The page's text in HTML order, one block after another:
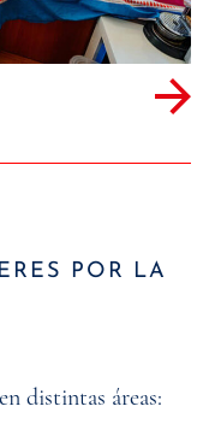
POR LA
distintas áreas: